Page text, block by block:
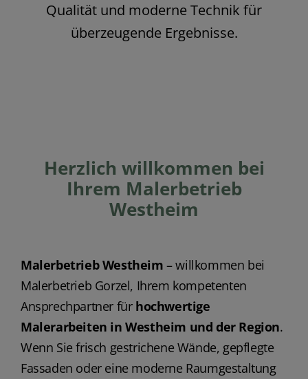
Qualität und moderne Technik für
überzeugende Ergebnisse.
Herzlich willkommen bei
Ihrem Malerbetrieb
Westheim
Malerbetrieb Westheim – willkommen bei
Malerbetrieb Gorzel, Ihrem kompetenten
Ansprechpartner für hochwertige
Malerarbeiten in Westheim und der Region.
Wenn Sie frisch gestrichene Wände, gepflegte
Fassaden oder eine moderne Raumgestaltung